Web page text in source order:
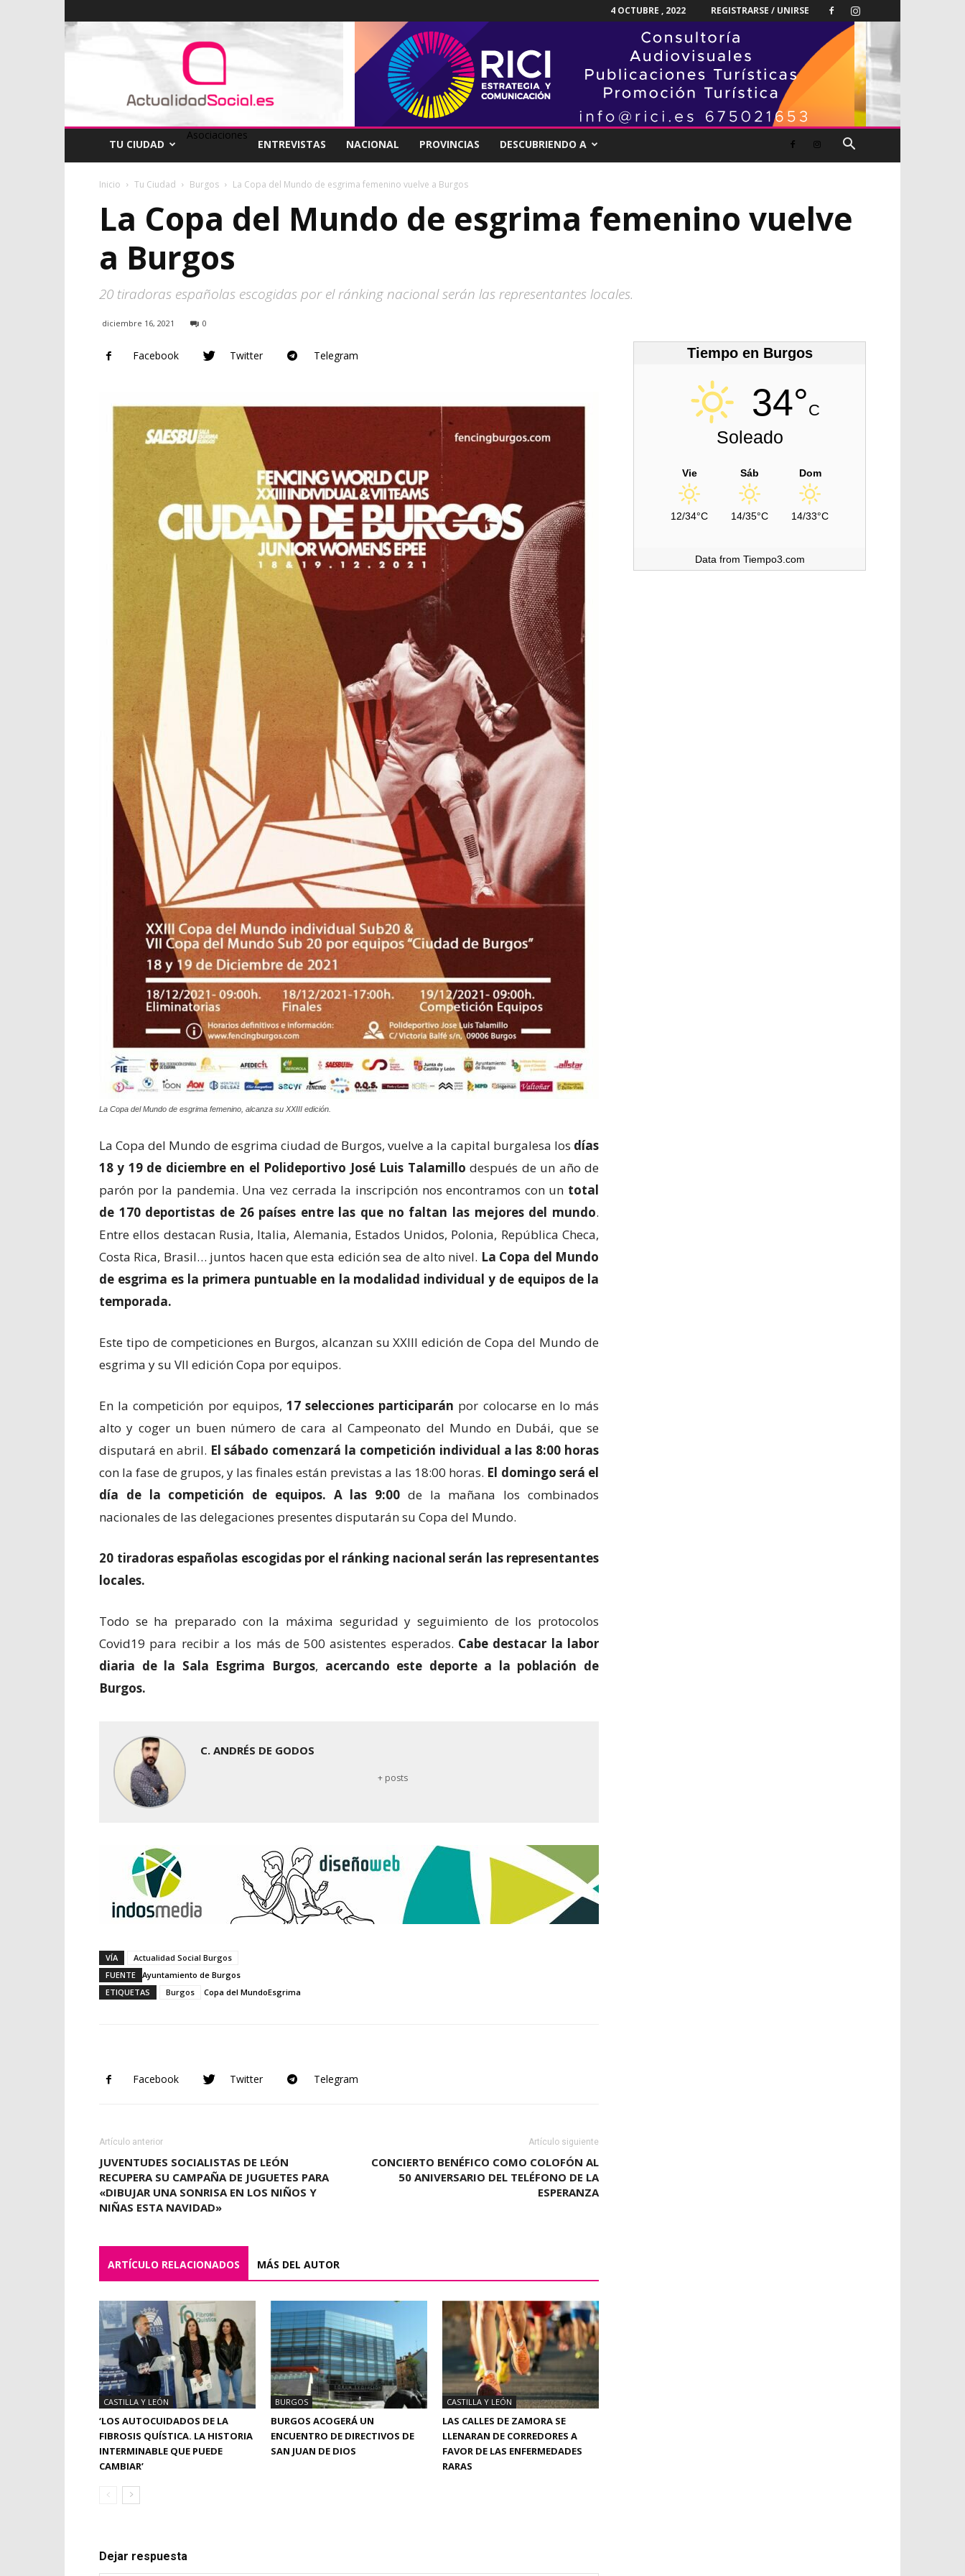
4 OCTUBRE , 2022 REGISTRARSE / UNIRSE
ActualidadSocial
TU CIUDAD
Asociaciones
ENTREVISTAS NACIONAL PROVINCIAS DESCUBRIENDO A
Inicio Tu Ciudad Burgos La Copa del Mundo de esgrima femenino vuelve a Burgos
La Copa del Mundo de esgrima femenino vuelve
a Burgos
20 tiradoras españolas escogidas por el ránking nacional serán las representantes locales.
diciembre 16, 2021 0
Facebook Twitter Telegram
La Copa del Mundo de esgrima femenino, alcanza su XXIII edición.
La Copa del Mundo de esgrima ciudad de Burgos, vuelve a la capital burgalesa los días
18 y 19 de diciembre en el Polideportivo José Luis Talamillo después de un año de
parón por la pandemia. Una vez cerrada la inscripción nos encontramos con un total
de 170 deportistas de 26 países entre las que no faltan las mejores del mundo.
Entre ellos destacan Rusia, Italia, Alemania, Estados Unidos, Polonia, República Checa,
Costa Rica, Brasil… juntos hacen que esta edición sea de alto nivel. La Copa del Mundo
de esgrima es la primera puntuable en la modalidad individual y de equipos de la
temporada.
Este tipo de competiciones en Burgos, alcanzan su XXIII edición de Copa del Mundo de
esgrima y su VII edición Copa por equipos.
En la competición por equipos, 17 selecciones participarán por colocarse en lo más
alto y coger un buen número de cara al Campeonato del Mundo en Dubái, que se
disputará en abril. El sábado comenzará la competición individual a las 8:00 horas
con la fase de grupos, y las finales están previstas a las 18:00 horas. El domingo será el
día de la competición de equipos. A las 9:00 de la mañana los combinados
nacionales de las delegaciones presentes disputarán su Copa del Mundo.
20 tiradoras españolas escogidas por el ránking nacional serán las representantes
locales.
Todo se ha preparado con la máxima seguridad y seguimiento de los protocolos
Covid19 para recibir a los más de 500 asistentes esperados. Cabe destacar la labor
diaria de la Sala Esgrima Burgos, acercando este deporte a la población de
Burgos.
C. ANDRÉS DE GODOS
+ posts
VÍA
Actualidad Social Burgos
FUENTE Ayuntamiento de Burgos
ETIQUETAS
Burgos Copa del MundoEsgrima
Facebook Twitter Telegram
Artículo anterior
JUVENTUDES SOCIALISTAS DE LEÓN
RECUPERA SU CAMPAÑA DE JUGUETES PARA
«DIBUJAR UNA SONRISA EN LOS NIÑOS Y
NIÑAS ESTA NAVIDAD»
Artículo siguiente
CONCIERTO BENÉFICO COMO COLOFÓN AL
50 ANIVERSARIO DEL TELÉFONO DE LA
ESPERANZA
ARTÍCULO RELACIONADOS MÁS DEL AUTOR
CASTILLA Y LEÓN
‘LOS AUTOCUIDADOS DE LA
FIBROSIS QUÍSTICA. LA HISTORIA
INTERMINABLE QUE PUEDE
CAMBIAR’
BURGOS
BURGOS ACOGERÁ UN
ENCUENTRO DE DIRECTIVOS DE
SAN JUAN DE DIOS
CASTILLA Y LEÓN
LAS CALLES DE ZAMORA SE
LLENARAN DE CORREDORES A
FAVOR DE LAS ENFERMEDADES
RARAS
Dejar respuesta
Tiempo en Burgos
34°C
Soleado
Vie
12/34°C
Sáb
14/35°C
Dom
14/33°C
Data from Tiempo3.com